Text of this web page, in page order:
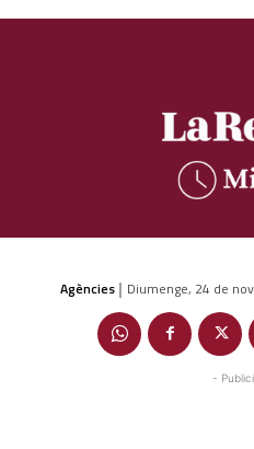
Agències | Diumenge, 24 de
-